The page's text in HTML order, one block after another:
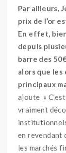
Par ailleurs,
prix de l’or
En effet,
depuis
barre des
alors que les
principaux
ajoute »
vraiment
en revendant
les marchés